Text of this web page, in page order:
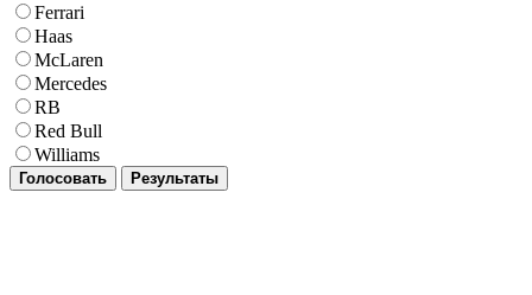
Ferrari
Haas
McLaren
Mercedes
RB
Red Bull
Williams
Голосовать Результаты